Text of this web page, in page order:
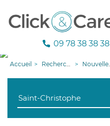
09 78 38 38 38
Accueil Recherche aide à domicile Nouvelle-Aquitaine